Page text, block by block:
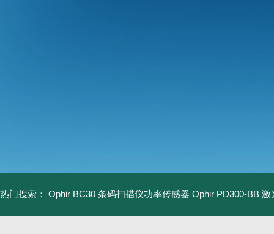
热门搜索： Ophir BC30 条码扫描仪功率传感器 Ophir PD300-BB